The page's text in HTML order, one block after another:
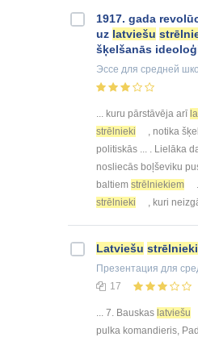
1917. gada
uz latviešu
šķelšanās
Эссе для средней
... kuru pārstāvēja arī
strēlnieki
, notika
politiskās ... . Lielāka
nosliecās boļševiku
baltiem strēlniekiem
strēlnieki
, kuri
Latviešu strēlnieki
Презентация для
17
... 7. Bauskas latviešu
pulka komandieris,